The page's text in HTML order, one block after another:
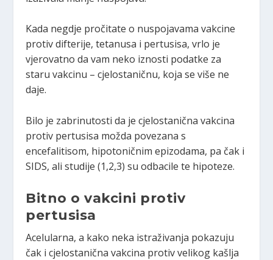
Kada negdje pročitate o nuspojavama vakcine
protiv difterije, tetanusa i pertusisa, vrlo je
vjerovatno da vam neko iznosti podatke za
staru vakcinu – cjelostaničnu, koja se više ne
daje.
Bilo je zabrinutosti da je cjelostanična vakcina
protiv pertusisa možda povezana s
encefalitisom, hipotoničnim epizodama, pa čak i
SIDS, ali studije (1,2,3) su odbacile te hipoteze.
Bitno o vakcini protiv
pertusisa
Acelularna, a kako neka istraživanja pokazuju
čak i cjelostanična vakcina protiv velikog kašlja